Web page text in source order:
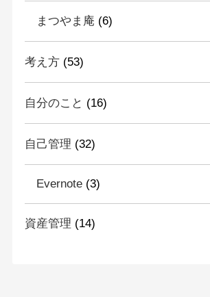
まつやま庵 (6)
考え方(53)
自分のこと (16)
自己管理 (32)
Evernote(3)
資産管理 (14)